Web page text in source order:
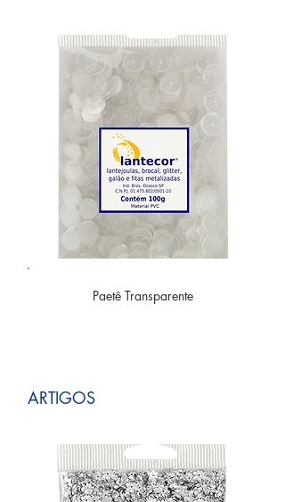
PaetêTransparente
ARTIGOS